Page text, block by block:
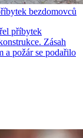
bezdomovců
příbytek
Zásah
a požár se podařilo